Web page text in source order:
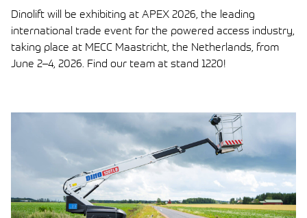
Dinolift will be exhibiting at APEX 2026, the leading
international trade event for the powered access industry,
taking place at MECC Maastricht, the Netherlands, from
June 2–4, 2026. Find our team at stand 1220!